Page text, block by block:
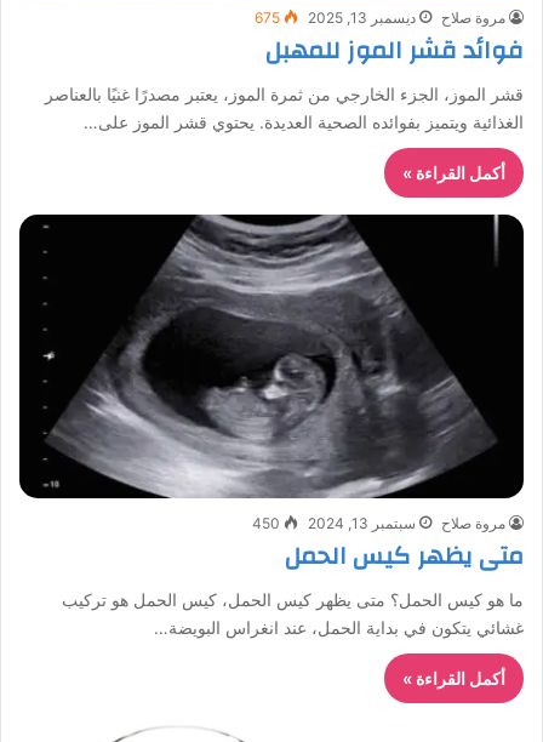
مروة صلاح ديسمبر 13, 2025 675
فوائد قشر الموز للمهبل
قشر الموز، الجزء الخارجي من ثمرة الموز، يعتبر مصدرًا غنيًا بالعناصر
الغذائية ويتميز بفوائده الصحية العديدة. يحتوي قشر الموز على…
أكمل القراءة »
مروة صلاح سبتمبر 13, 2024 450
متى يظهر كيس الحمل
ما هو كيس الحمل؟ متى يظهر كيس الحمل، كيس الحمل هو تركيب
غشائي يتكون في بداية الحمل، عند انغراس البويضة…
أكمل القراءة »